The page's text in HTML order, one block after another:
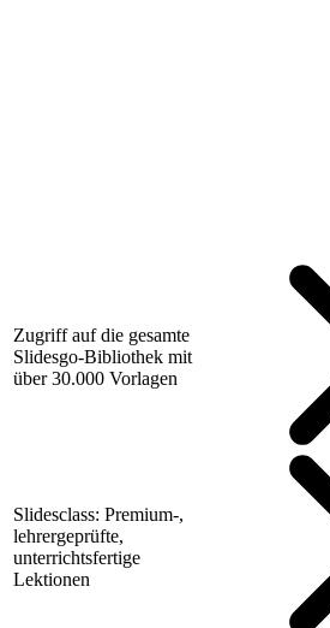
Zugriff auf die gesamte
Slidesgo-Bibliothek mit
über 30.000 Vorlagen
Slidesclass: Premium-,
lehrergeprüfte,
unterrichtsfertige
Lektionen